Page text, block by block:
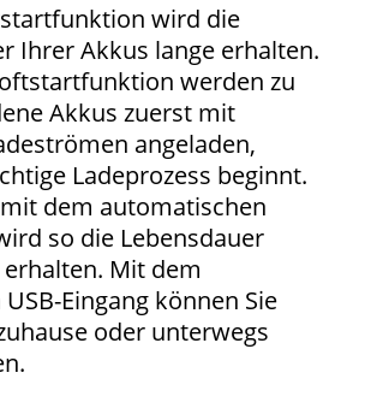
wird die
Ihrer Akkus lange erhalten.
werden zu
Akkus zuerst mit
angeladen,
Ladeprozess beginnt.
dem automatischen
so die Lebensdauer
Mit dem
Eingang können Sie
oder unterwegs